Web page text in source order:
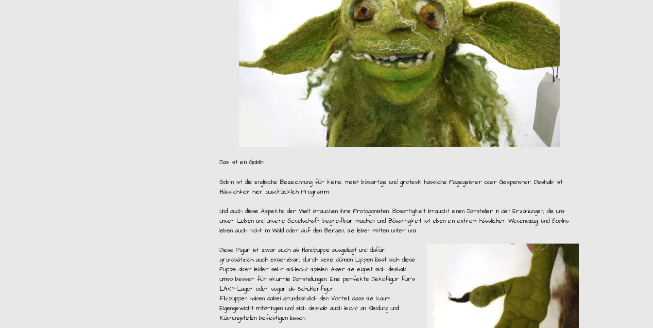
Das ist ein Goblin:
Goblin ist die englische Bezeichnung für kleine, meist bösartige und grotesk hässliche Plagegeister oder Gespenster. Deshalb ist
Hässlichkeit hier ausdrücklich Programm.
Und auch diese Aspekte der Welt brauchen ihre Protagonisten. Bösartigkeit braucht einen Darsteller in den Erzählungen, die uns
unser Leben und unsere Gesellschaft begreifbar machen und Bösartigkeit ist eben ein extrem hässlicher Wesenszug. Und Goblins
leben auch nicht im Wald oder auf den Bergen, sie leben mitten unter uns.
Diese Figur ist zwar auch als Handpuppe ausgelegt und dafür
grundsätzlich auch einsetzbar, durch seine dünnen Lippen lässt sich diese
Puppe aber leider sehr schlecht spielen. Aber sie eignet sich deshalb
umso besser für skurrile Darstellungen. Eine perfekte Dekofigur für’s
LARP-Lager oder sogar als Schulterfigur.
Filzpuppen haben dabei grundsätzlich den Vorteil, dass sie kaum
Eigengewicht mitbringen und sich deshalb auch leicht an Kleidung und
Rüstungsteilen befestigen lassen.